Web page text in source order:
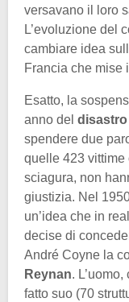
versavano il loro
L’evoluzione del
cambiare idea
Francia che mise
Esatto, la
anno del
spendere due
quelle 423 vittime
sciagura, non
giustizia. Nel
un’idea che in
decise di
André Coyne la
Reynan.
fatto suo (70